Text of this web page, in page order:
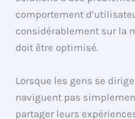
comportement
considérablement sur la
doit être optimisé.
Lorsque les gens se
naviguent pas
partager leurs